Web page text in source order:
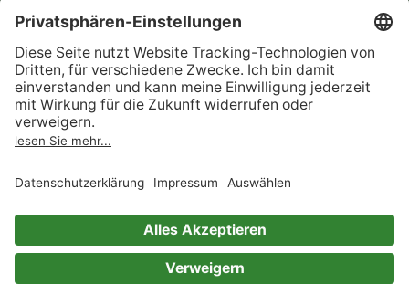
AGB
Informationen nach Data
Act
Verträge hier kündigen
Impressum
Immer ein gutes Buch